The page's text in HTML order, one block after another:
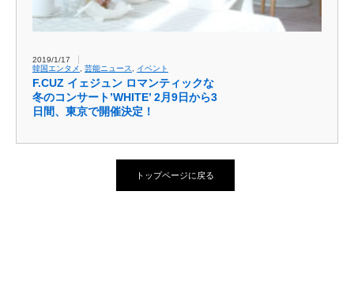
2019/1/17
韓国エンタメ
芸能ニュース イベント
F.CUZ イェジュン ロマンティックな
冬のコンサート’WHITE’ 2月9日から3
日間、東京で開催決定！
トップページに戻る